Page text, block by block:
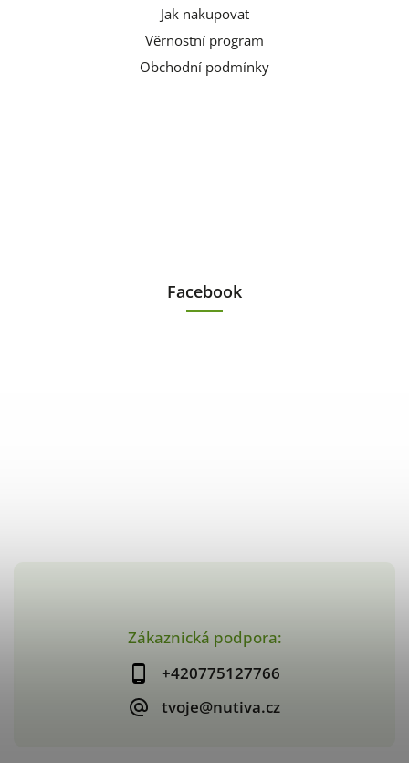
Zákaznická podpora:
+420775127766
tvoje@nutiva.cz
Jak nakupovat
Věrnostní program
Obchodní podmínky
Facebook